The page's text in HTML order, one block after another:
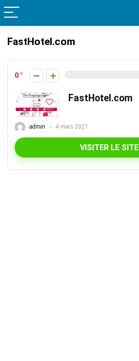
FastHotel.com
0
FastHotel.com
admin 4 mars 2021
VISITER LE SITE